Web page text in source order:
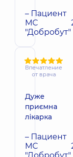
– Пациент
МС
"Добробут"
Впечатление
от врача
Дуже
приємна
лікарка
– Пациент
МС